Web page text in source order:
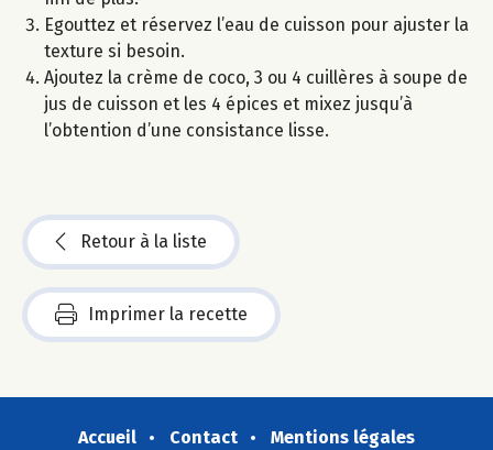
Egouttez et réservez l’eau de cuisson pour ajuster la
texture si besoin.
Ajoutez la crème de coco, 3 ou 4 cuillères à soupe de
jus de cuisson et les 4 épices et mixez jusqu’à
l’obtention d’une consistance lisse.
Retour à la liste
Imprimer la recette
Accueil Contact
Mentions légales